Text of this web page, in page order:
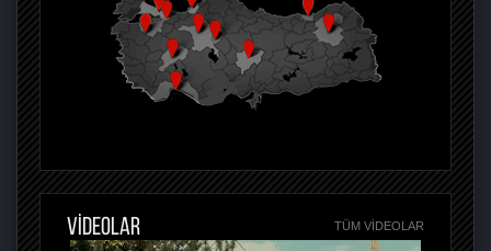
VİDEOLAR TÜM VIDEOLAR